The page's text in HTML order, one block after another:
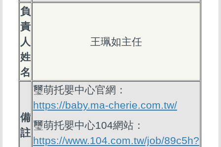
負
責
人
姓
名
王珮如主任
備
註
璽萌托嬰中心官網：
https://baby.ma-cherie.com.tw/
璽萌托嬰中心104網站：
https://www.104.com.tw/job/89c5h?